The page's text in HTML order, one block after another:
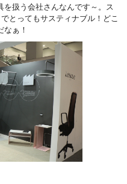
を扱う会社さんなんです～。ス
とってもサスティナブル！どこ
ぁ！